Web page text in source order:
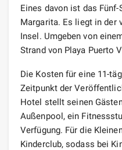
Eines davon ist das
Margarita. Es liegt in der
Insel. Umgeben von
Strand von Playa Puerto
Die Kosten für eine 11-
Zeitpunkt der
Hotel stellt seinen
Außenpool, ein
Verfügung. Für die
Kinderclub, sodass bei